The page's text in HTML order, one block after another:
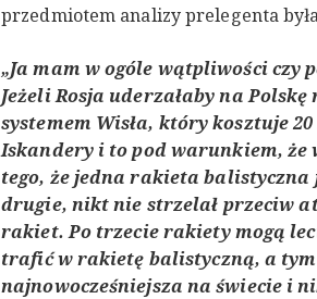
przedmiotem analizy prelegenta
„Ja mam w ogóle wątpliwości czy
Jeżeli Rosja uderzałaby na
systemem Wisła, który kosztuje
Iskandery i to pod warunkiem, że
tego, że jedna rakieta
drugie, nikt nie strzelał przeciw
rakiet. Po trzecie rakiety mogą
trafić w rakietę balistyczną, a
najnowocześniejsza na świecie i